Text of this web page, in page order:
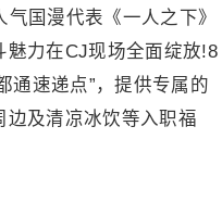
国漫代表《一人之下》
魅力在CJ现场全面绽放!8
通速递点”，提供专属的
边及清凉冰饮等入职福